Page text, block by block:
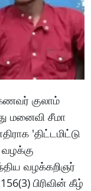
குலாம்
மனைவி சீமா
'திட்டமிட்டு
வழக்கறிஞர்
பிரிவின் கீழ்